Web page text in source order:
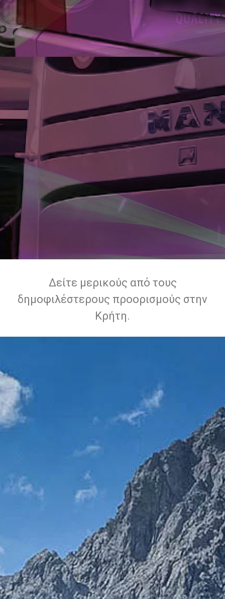
Δείτε μερικούς από τους
δημοφιλέστερους προορισμούς στην
Κρήτη.